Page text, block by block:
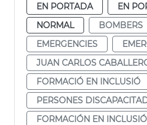
EN PORTADA
EN
NORMAL
BOMBERS
EMERGENCIES
JUAN CARLOS
FORMACIÓ EN INCLUSIÓ
PERSONES
FORMACIÓN EN